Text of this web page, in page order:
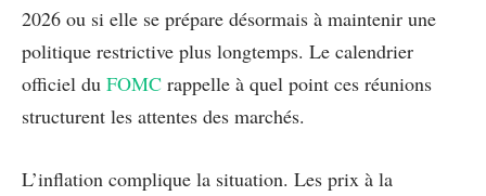
2026 ou si elle se prépare désormais à maintenir une
politique restrictive plus longtemps. Le calendrier
officiel du FOMC rappelle à quel point ces réunions
structurent les attentes des marchés.
L’inflation complique la situation. Les prix à la